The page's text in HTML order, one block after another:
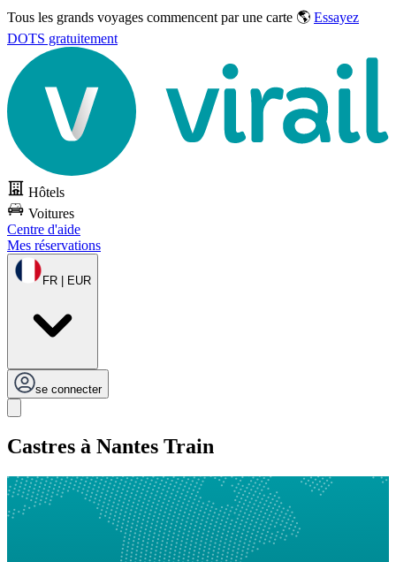
Tous les grands voyages commencent par une carte 🌎 Essayez
DOTS gratuitement
Hôtels
Voitures
Centre d'aide
Mes réservations
FR | EUR
se connecter
Castres à Nantes Train